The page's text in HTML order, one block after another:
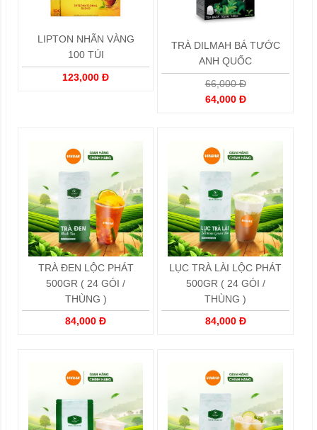
LIPTON NHÃN VÀNG
100 TÚI
123,000 Đ
TRÀ DILMAH BÁ TƯỚC
ANH QUỐC
66,000 Đ
64,000 Đ
TRÀ ĐEN LỘC PHÁT
500GR ( 24 GÓI /
THÙNG )
84,000 Đ
LỤC TRÀ LÀI LỘC PHÁT
500GR ( 24 GÓI /
THÙNG )
84,000 Đ